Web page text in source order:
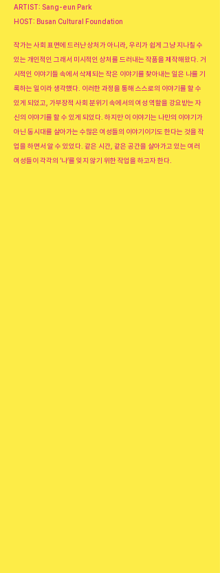
ARTIST: Sang-eun Park
HOST: Busan Cultural Foundation
작가는 사회 표면에 드러난 상처가 아니라, 우리가 쉽게 그냥 지나칠 수
있는 개인적인 그래서 미시적인 상처를 드러내는 작품을 제작해왔다. 거
시적인 이야기들 속에서 삭제되는 작은 이야기를 찾아내는 일은 나를 기
록하는 일이라 생각했다. 이러한 과정을 통해 스스로의 이야기를 할 수
있게 되었고, 가부장적 사회 분위기 속에서의 여성 역할을 강요받는 자
신의 이야기를 할 수 있게 되었다. 하지만 이 이야기는 나만의 이야기가
아닌 동시대를 살아가는 수많은 여성들의 이야기이기도 한다는 것을 작
업을 하면서 알 수 있었다. 같은 시간, 같은 공간을 살아가고 있는 여러
여성들이 각각의 ‘나’를 잊지 않기 위한 작업을 하고자 한다.